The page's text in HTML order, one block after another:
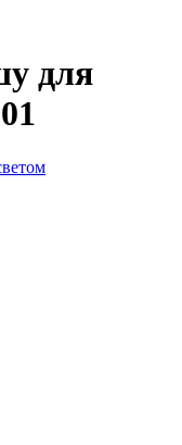
для